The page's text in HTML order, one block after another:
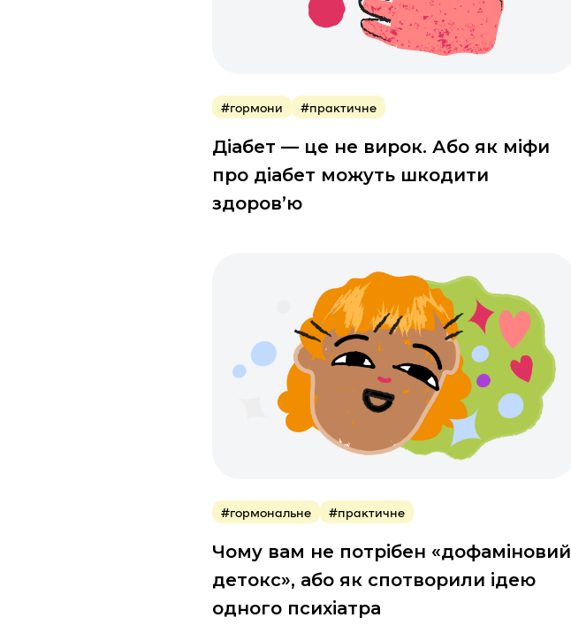
#гормони #практичне
Діабет — це не вирок. Або як міфи
про діабет можуть шкодити
здоров’ю
#гормональне #практичне
Чому вам не потрібен «дофаміновий
детокс», або як спотворили ідею
одного психіатра